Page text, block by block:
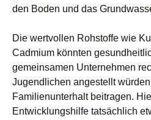
den Boden und das
Die wertvollen Rohstoffe wie
Cadmium könnten
gemeinsamen Unternehmen
Jugendlichen angestellt
Familienunterhalt beitragen.
Entwicklungshilfe tatsächlich